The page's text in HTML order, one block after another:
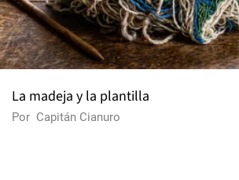
La madeja y la plantilla
Por Capitán Cianuro